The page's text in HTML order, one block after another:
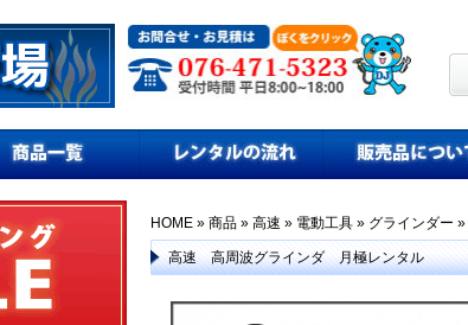
HOME » 商品 » 高速 » 電動工具 » グラインダー »
高速 高周波グラインダ 月極レンタル